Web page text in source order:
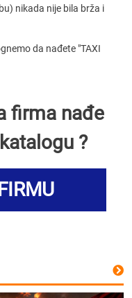
nikada nije bila brža i
da nađete "TAXI
firma nađe
?